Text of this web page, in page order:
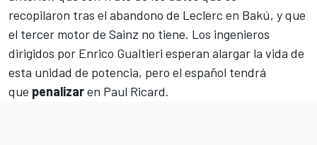
recopilaron tras el abandono de Leclerc en Bakú, y que
el tercer motor de Sainz no tiene. Los ingenieros
dirigidos por Enrico Gualtieri esperan alargar la vida de
esta unidad de potencia, pero el español tendrá
que penalizaren Paul Ricard.